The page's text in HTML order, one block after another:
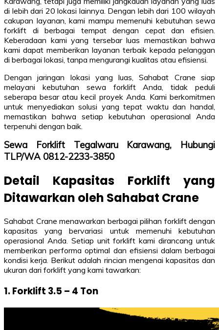
di lebih dari 20 lokasi lainnya. Dengan lebih dari 100 wilayah
cakupan layanan, kami mampu memenuhi kebutuhan sewa
forklift di berbagai tempat dengan cepat dan efisien.
Keberadaan kami yang tersebar luas memastikan bahwa
kami dapat memberikan layanan terbaik kepada pelanggan
di berbagai lokasi, tanpa mengurangi kualitas atau efisiensi.
Dengan jaringan lokasi yang luas, Sahabat Crane siap
melayani kebutuhan sewa forklift Anda, tidak peduli
seberapa besar atau kecil proyek Anda. Kami berkomitmen
untuk menyediakan solusi yang tepat waktu dan handal,
memastikan bahwa setiap kebutuhan operasional Anda
terpenuhi dengan baik.
Sewa Forklift Tegalwaru Karawang, Hubungi
TLP/WA 0812-2233-3850
Detail Kapasitas Forklift yang
Ditawarkan oleh Sahabat Crane
Sahabat Crane menawarkan berbagai pilihan forklift dengan
kapasitas yang bervariasi untuk memenuhi kebutuhan
operasional Anda. Setiap unit forklift kami dirancang untuk
memberikan performa optimal dan efisiensi dalam berbagai
kondisi kerja. Berikut adalah rincian mengenai kapasitas dan
ukuran dari forklift yang kami tawarkan:
1. Forklift 3.5 – 4 Ton